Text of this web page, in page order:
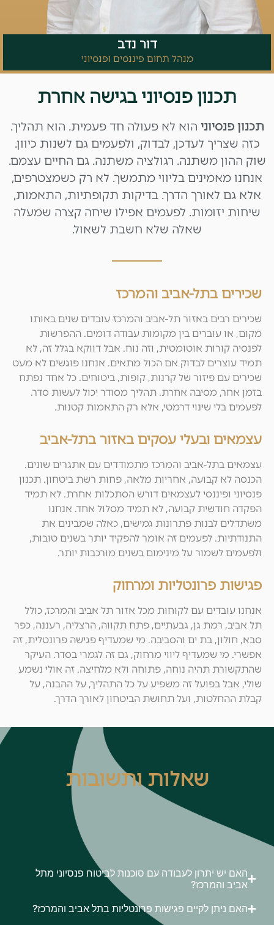
דור נדב
מנהל תחום פיננסים ופנסיוני
תכנון פנסיוני בגישה אחרת
תכנון פנסיוני הוא לא פעולה חד פעמית. הוא תהליך.
כזה שצריך לעדכן, לבדוק, ולפעמים גם לשנות כיוון.
שוק ההון משתנה. רגולציה משתנה. גם החיים עצמם.
אנחנו מאמינים בליווי מתמשך. לא רק כשמצטרפים,
אלא גם לאורך הדרך. בדיקות תקופתיות, התאמות,
שיחות יזומות. לפעמים אפילו שיחה קצרה שמעלה
שאלה שלא חשבת לשאול.
שכירים בתל-אביב והמרכז
שכירים רבים באזור תל-אביב והמרכז עובדים שנים באותו
מקום, או עוברים בין מקומות עבודה דומים. ההפרשות
לפנסיה קורות אוטומטית, וזה נוח. אבל דווקא בגלל זה, לא
תמיד עוצרים לבדוק אם הכול מתאים. אנחנו פוגשים לא מעט
שכירים עם פיזור של קרנות, קופות, ביטוחים. כל אחד נפתח
בזמן אחר, מסיבה אחרת. תהליך מסודר יכול לעשות סדר.
לפעמים בלי שינוי דרמטי, אלא רק התאמות קטנות.
עצמאים ובעלי עסקים באזור בתל-אביב
עצמאים בתל-אביב והמרכז מתמודדים עם אתגרים שונים.
הכנסה לא קבועה, אחריות מלאה, פחות רשת ביטחון. תכנון
פנסיוני ופיננסי לעצמאים דורש הסתכלות אחרת. לא תמיד
הפקדה חודשית קבועה, לא תמיד מסלול אחד. אנחנו
משתדלים לבנות פתרונות גמישים, כאלה שמבינים את
התנודתיות. לפעמים זה אומר להפקיד יותר בשנים טובות,
ולפעמים לשמור על מינימום בשנים מורכבות יותר.
פגישות פרונטליות ומרחוק
אנחנו עובדים עם לקוחות מכל אזור תל אביב והמרכז, כולל
תל אביב, רמת גן, גבעתיים, פתח תקווה, הרצליה, רעננה, כפר
סבא, חולון, בת ים והסביבה. מי שמעדיף פגישה פרונטלית, זה
אפשרי. מי שמעדיף ליווי מרחוק, גם זה לגמרי בסדר. העיקר
שהתקשורת תהיה נוחה, פתוחה ולא מלחיצה. זה אולי נשמע
שולי, אבל בפועל זה משפיע על כל התהליך, על ההבנה, על
קבלת ההחלטות, ועל תחושת הביטחון לאורך הדרך.
האם יש יתרון לעבודה עם סוכנות לביטוח פנסיוני מתל
אביב והמרכז?
האם ניתן לקיים פגישות פרונטליות בתל אביב והמרכז?
שאלות ותשובות